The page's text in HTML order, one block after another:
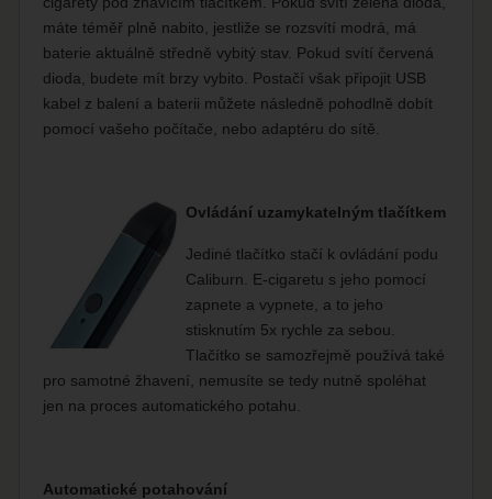
máte téměř plně nabito, jestliže se rozsvítí modrá, má
baterie aktuálně středně vybitý stav. Pokud svítí červená
dioda, budete mít brzy vybito. Postačí však připojit USB
kabel z balení a baterii můžete následně pohodlně dobít
pomocí vašeho počítače, nebo adaptéru do sítě.
Ovládání uzamykatelným tlačítkem
Jediné tlačítko stačí k ovládání podu
Caliburn. E-cigaretu s jeho pomocí
zapnete a vypnete, a to jeho
stisknutím 5x rychle za sebou.
Tlačítko se samozřejmě používá také
pro samotné žhavení, nemusíte se tedy nutně spoléhat
jen na proces automatického potahu.
Automatické potahování